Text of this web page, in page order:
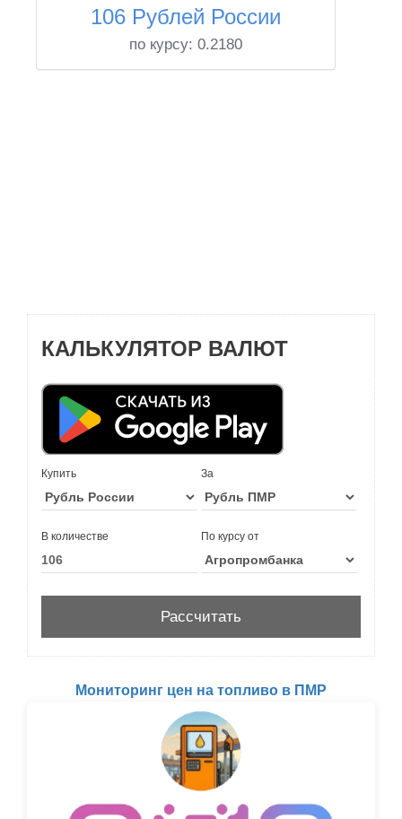
106 Рублей России
по курсу: 0.2180
КАЛЬКУЛЯТОР ВАЛЮТ
Купить За
В количестве По курсу от
Мониторинг цен на топливо в ПМР